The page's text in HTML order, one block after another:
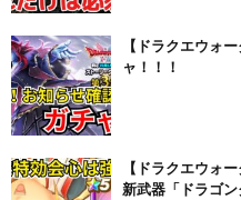
【ドラクエウォ
ャ！！！
【ドラクエウォ
新武器「ドラゴン